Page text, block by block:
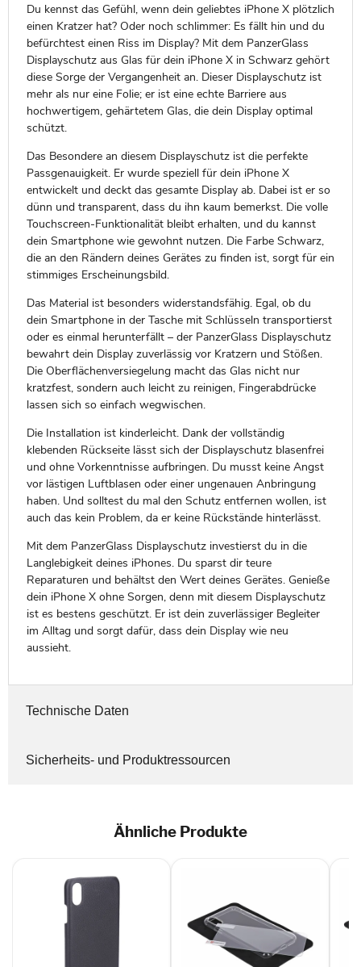
Du kennst das Gefühl, wenn dein geliebtes iPhone X plötzlich
einen Kratzer hat? Oder noch schlimmer: Es fällt hin und du
befürchtest einen Riss im Display? Mit dem PanzerGlass
Displayschutz aus Glas für dein iPhone X in Schwarz gehört
diese Sorge der Vergangenheit an. Dieser Displayschutz ist
mehr als nur eine Folie; er ist eine echte Barriere aus
hochwertigem, gehärtetem Glas, die dein Display optimal
schützt.
Das Besondere an diesem Displayschutz ist die perfekte
Passgenauigkeit. Er wurde speziell für dein iPhone X
entwickelt und deckt das gesamte Display ab. Dabei ist er so
dünn und transparent, dass du ihn kaum bemerkst. Die volle
Touchscreen-Funktionalität bleibt erhalten, und du kannst
dein Smartphone wie gewohnt nutzen. Die Farbe Schwarz,
die an den Rändern deines Gerätes zu finden ist, sorgt für ein
stimmiges Erscheinungsbild.
Das Material ist besonders widerstandsfähig. Egal, ob du
dein Smartphone in der Tasche mit Schlüsseln transportierst
oder es einmal herunterfällt – der PanzerGlass Displayschutz
bewahrt dein Display zuverlässig vor Kratzern und Stößen.
Die Oberflächenversiegelung macht das Glas nicht nur
kratzfest, sondern auch leicht zu reinigen, Fingerabdrücke
lassen sich so einfach wegwischen.
Die Installation ist kinderleicht. Dank der vollständig
klebenden Rückseite lässt sich der Displayschutz blasenfrei
und ohne Vorkenntnisse aufbringen. Du musst keine Angst
vor lästigen Luftblasen oder einer ungenauen Anbringung
haben. Und solltest du mal den Schutz entfernen wollen, ist
auch das kein Problem, da er keine Rückstände hinterlässt.
Mit dem PanzerGlass Displayschutz investierst du in die
Langlebigkeit deines iPhones. Du sparst dir teure
Reparaturen und behältst den Wert deines Gerätes. Genieße
dein iPhone X ohne Sorgen, denn mit diesem Displayschutz
ist es bestens geschützt. Er ist dein zuverlässiger Begleiter
im Alltag und sorgt dafür, dass dein Display wie neu
aussieht.
Technische Daten
Sicherheits- und Produktressourcen
Ähnliche Produkte